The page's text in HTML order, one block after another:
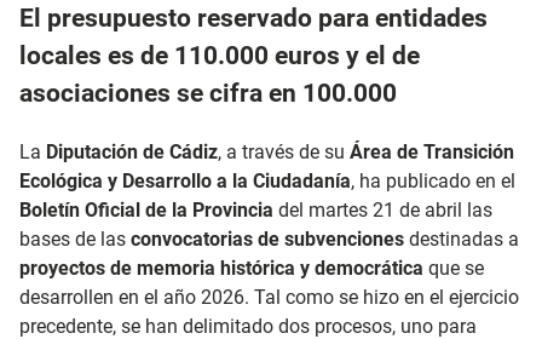
El presupuesto reservado para entidades
locales es de 110.000 euros y el de
asociaciones se cifra en 100.000
La Diputación de Cádiz, a través de su Área de Transición
Ecológica y Desarrollo a la Ciudadanía, ha publicado en el
Boletín Oficial de la Provincia del martes 21 de abril las
bases de las convocatorias de subvenciones destinadas a
proyectos de memoria histórica y democrática que se
desarrollen en el año 2026. Tal como se hizo en el ejercicio
precedente, se han delimitado dos procesos, uno para